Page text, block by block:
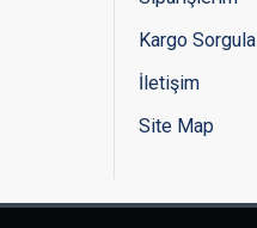
Kargo Sorgula
İletişim
Site Map